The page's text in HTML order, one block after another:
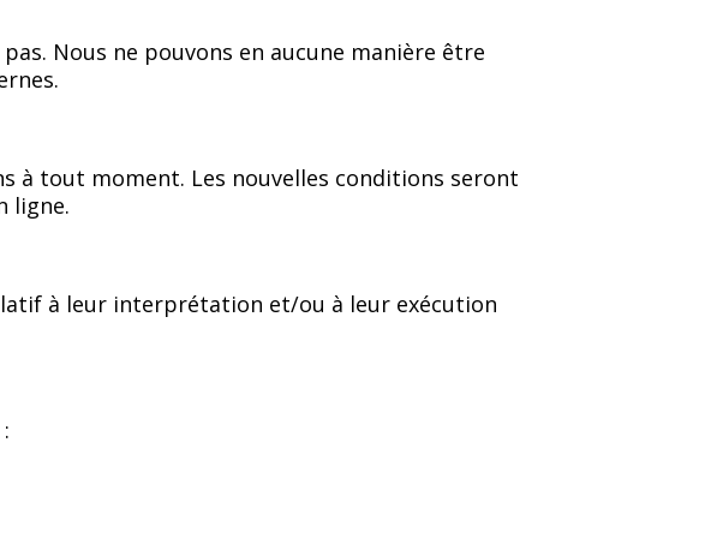
Nous ne pouvons en aucune manière être
à tout moment. Les nouvelles conditions seront
ligne.
à leur interprétation et/ou à leur exécution